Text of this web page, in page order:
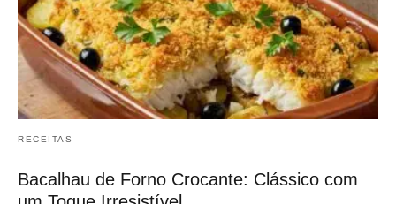
RECEITAS
Bacalhau de Forno Crocante: Clássico com